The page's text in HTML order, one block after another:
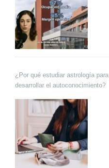
¿Por qué estudiar astrología para
desarrollar el autoconocimiento?